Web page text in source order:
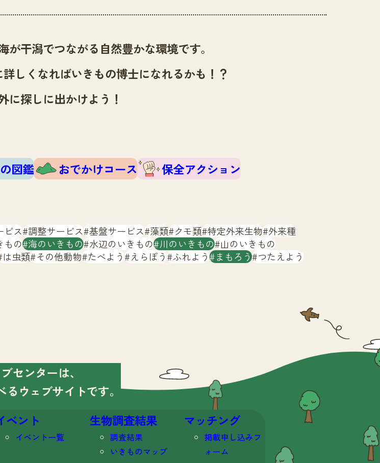
干潟でつながる自然豊かな環境です。
しくなればいきもの博士になれるかも！？
に探しに出かけよう！
図鑑 おでかけコース
保全アクション
ビス 調整サービス 基盤サービス 藻類 クモ類 特定外来生物 外来種
もの 海のいきもの 水辺のいきもの 川のいきもの 山のいきもの
は虫類 その他動物 たべよう えらぼう ふれよう まもろう つたえよう
センターは、
る ウェブサイトです。
ベント
イベント一覧
生物調査結果
調査結果
いきものマップ
マッチング
掲載申し込みフ
ォーム